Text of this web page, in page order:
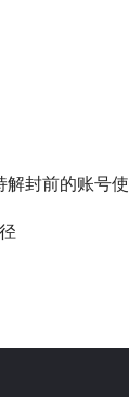
前的账号使用